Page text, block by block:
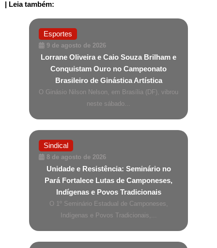
| Leia também:
Esportes
9 de agosto de 2026
Lorrane Oliveira e Caio Souza Brilham e
Conquistam Ouro no Campeonato
Brasileiro de Ginástica Artística
O Ginásio Nilson Nelson, em Brasília (DF), vibrou
neste sábado...
Sindical
8 de agosto de 2026
Unidade e Resistência: Seminário no
Pará Fortalece Lutas de Camponeses,
Indígenas e Povos Tradicionais
O 1º Seminário Estadual de Camponeses,
Indígenas e Povos Tradicionais,...